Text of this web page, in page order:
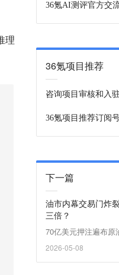
理
36氪AI测评官方交
36氪项目推荐
咨询项目审核和入驻
36氪项目推荐订阅
下一篇
油市内幕交易门炸
三倍？
70亿美元押注遍布原
2026-05-08